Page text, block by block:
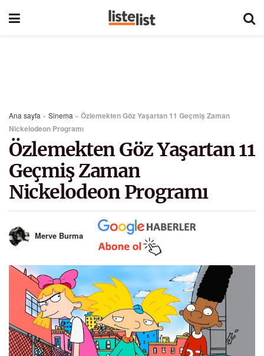
Ana sayfa » Sinema » Özlemekten Göz Yaşartan 11 Geçmiş Zaman
Nickelodeon Programı
Özlemekten Göz Yaşartan 11
Geçmiş Zaman
Nickelodeon Programı
Merve Burma